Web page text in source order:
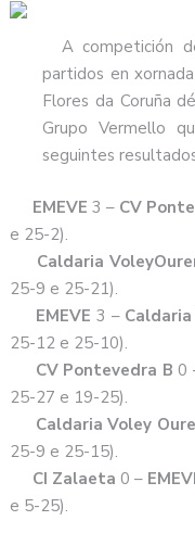
A competición
partidos en
Flores da Coruña
Grupo Vermello
seguintes
EMEVE 3 – CV
e 25-2).
Caldaria
25-9 e 25-21).
EMEVE 3 –
25-12 e 25-10).
CV Pontevedra B 0
25-27 e 19-25).
Caldaria Voley
25-9 e 25-15).
CI Zalaeta 0 –
e 5-25).